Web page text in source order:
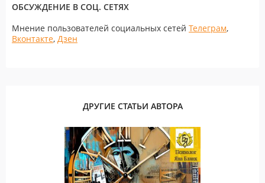
ОБСУЖДЕНИЕ В СОЦ. СЕТЯХ
Мнение пользователей социальных сетей Телеграм,
Вконтакте, Дзен
ДРУГИЕ СТАТЬИ АВТОРА